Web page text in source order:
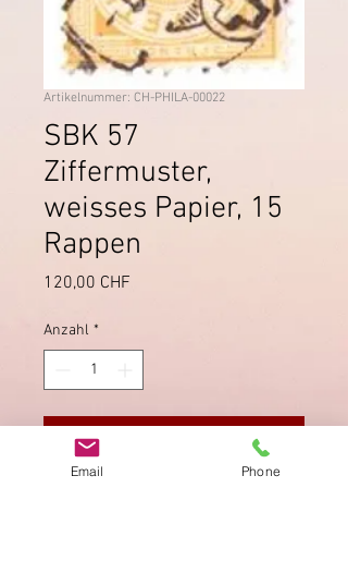
Artikelnummer: CH-PHILA-00022
SBK 57
Ziffermuster,
weisses Papier, 15
Rappen
120,00 CHF
Anzahl *
Email Phone